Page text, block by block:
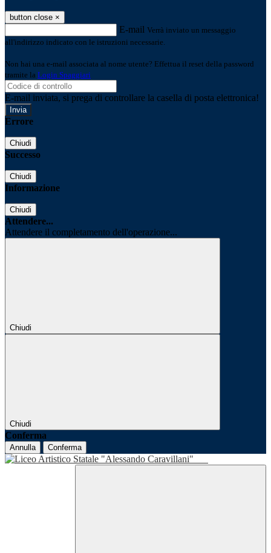
button close ×
E-mail Verrà inviato un messaggio
all'indirizzo indicato con le istruzioni necessarie.
Non hai una e-mail associata al nome utente? Effettua il reset della password
tramite la Login Spaggiari
E-mail inviata, si prega di controllare la casella di posta elettronica!
Errore
Chiudi
Successo
Chiudi
Informazione
Chiudi
Attendere...
Attendere il completamento dell'operazione...
Chiudi
Chiudi
Conferma
Annulla Conferma